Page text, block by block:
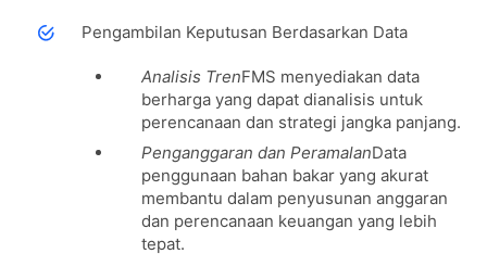
Pengambilan Keputusan Berdasarkan Data
Analisis TrenFMS menyediakan data
berharga yang dapat dianalisis untuk
perencanaan dan strategi jangka panjang.
Penganggaran dan PeramalanData
penggunaan bahan bakar yang akurat
membantu dalam penyusunan anggaran
dan perencanaan keuangan yang lebih
tepat.